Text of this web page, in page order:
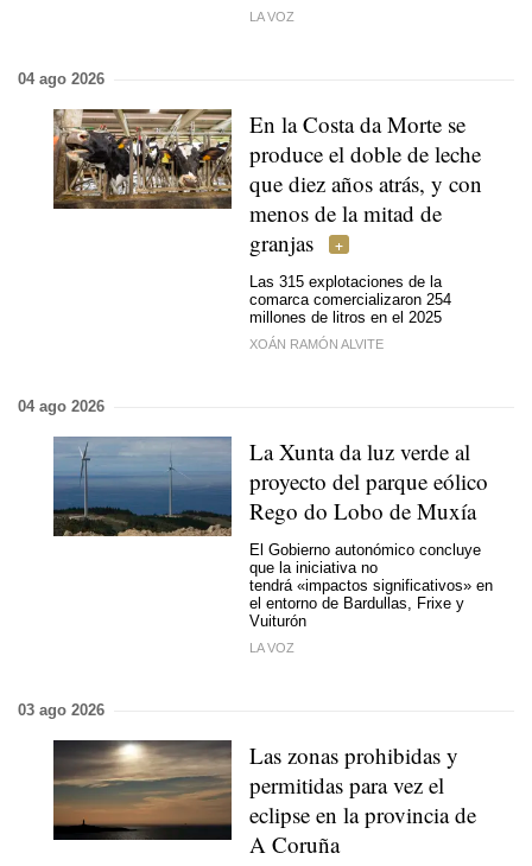
LA VOZ
04 ago 2026
En la Costa da Morte se
produce el doble de leche
que diez años atrás, y con
menos de la mitad de
granjas
Las 315 explotaciones de la
comarca comercializaron 254
millones de litros en el 2025
XOÁN RAMÓN ALVITE
04 ago 2026
La Xunta da luz verde al
proyecto del parque eólico
Rego do Lobo de Muxía
El Gobierno autonómico concluye
que la iniciativa no
tendrá «impactos significativos» en
el entorno de Bardullas, Frixe y
Vuiturón
LA VOZ
03 ago 2026
Las zonas prohibidas y
permitidas para vez el
eclipse en la provincia de
A Coruña